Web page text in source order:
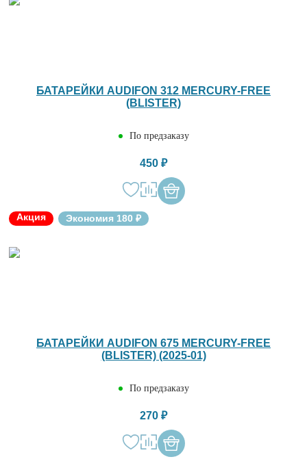
БАТАРЕЙКИ AUDIFON 312 MERCURY-FREE
(BLISTER)
По предзаказу
450 ₽
Акция Экономия 180 ₽
БАТАРЕЙКИ AUDIFON 675 MERCURY-FREE
(BLISTER) (2025-01)
По предзаказу
270 ₽